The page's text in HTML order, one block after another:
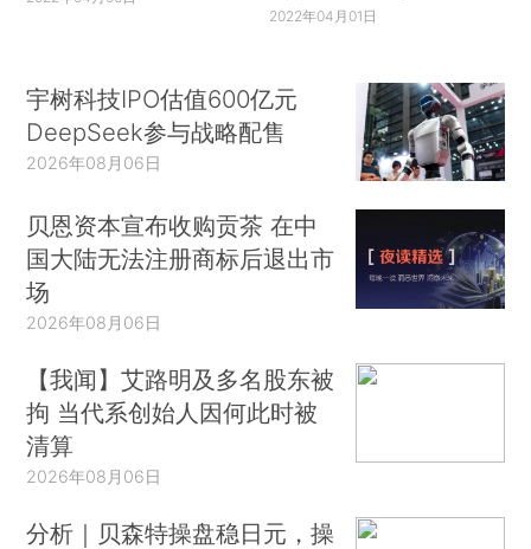
2022年04月01日
宇树科技IPO估值600亿元
DeepSeek参与战略配售
2026年08月06日
贝恩资本宣布收购贡茶 在中
国大陆无法注册商标后退出市
场
2026年08月06日
【我闻】艾路明及多名股东被
拘 当代系创始人因何此时被
清算
2026年08月06日
分析｜贝森特操盘稳日元，操